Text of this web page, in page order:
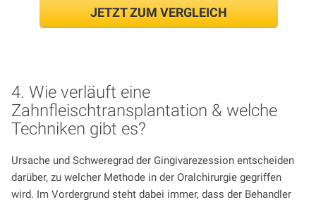
JETZT ZUM VERGLEICH
4. Wie verläuft eine
Zahnfleischtransplantation & welche
Techniken gibt es?
Ursache und Schweregrad der Gingivarezession entscheiden
darüber, zu welcher Methode in der Oralchirurgie gegriffen
wird. Im Vordergrund steht dabei immer, dass der Behandler